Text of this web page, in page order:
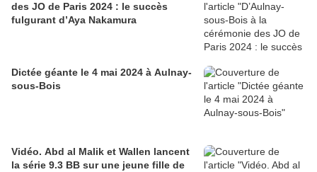
des JO de Paris 2024 : le succès
fulgurant d’Aya Nakamura
Dictée géante le 4 mai 2024 à Aulnay-
sous-Bois
Vidéo. Abd al Malik et Wallen lancent
la série 9.3 BB sur une jeune fille de